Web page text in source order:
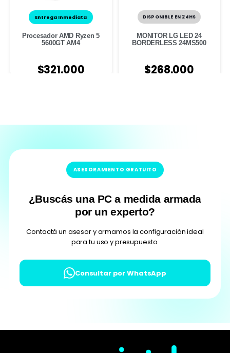
Entrega Inmediata
Procesador AMD Ryzen 5
5600GT AM4
$321.000
DISPONIBLE EN 24HS
MONITOR LG LED 24
BORDERLESS 24MS500
$268.000
ASESORAMIENTO GRATUITO
¿Buscás una PC a medida armada
por un experto?
Contactá un asesor y armamos la configuración ideal
para tu uso y presupuesto.
Consultar por WhatsApp